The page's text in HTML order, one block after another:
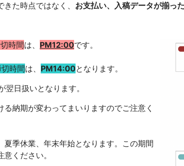
た時点ではなく、 お支払い、入稿データが揃っ
時間は、 PM12:00です。
時間は、 PM14:00となります。
翌日扱いとなります。
納期が変わってまいりますのでご注意く
夏季休業、年末年始となります。この期間
ください。